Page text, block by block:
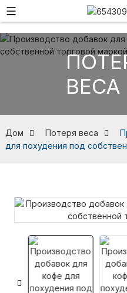
ВЕСА
Дом Потеря веса
для похудения под